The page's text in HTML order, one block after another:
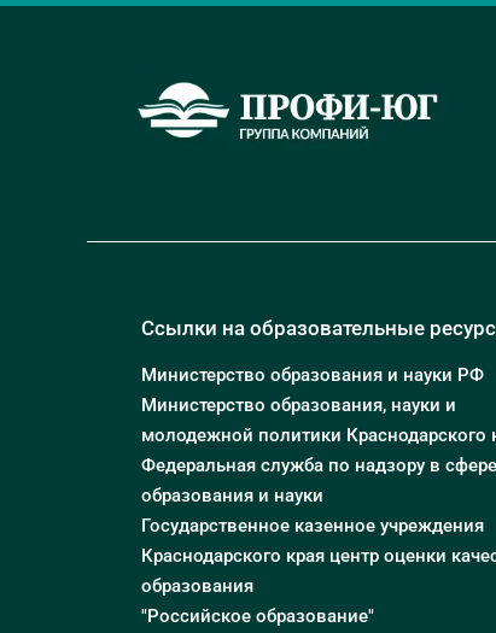
Ссылки на образовательные
Министерство образования и науки РФ
Министерство образования, науки и
молодежной политики Краснодарского
Федеральная служба по надзору в сфере
образования и науки
Государственное казенное учреждения
Краснодарского края центр оценки
образования
"Российское образование"